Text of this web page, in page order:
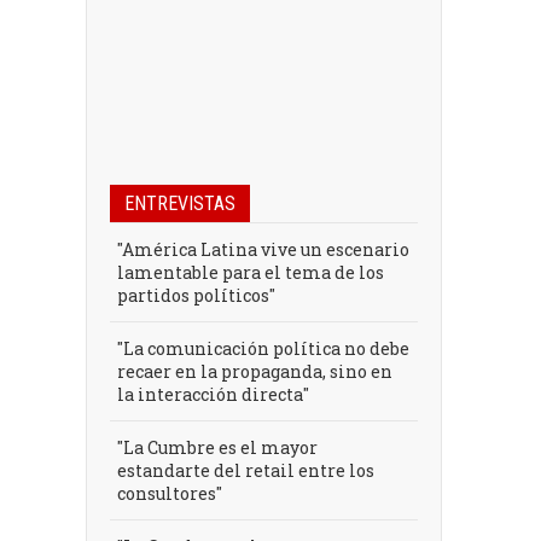
ENTREVISTAS
"América Latina vive un escenario
lamentable para el tema de los
partidos políticos"
"La comunicación política no debe
recaer en la propaganda, sino en
la interacción directa"
"La Cumbre es el mayor
estandarte del retail entre los
consultores"